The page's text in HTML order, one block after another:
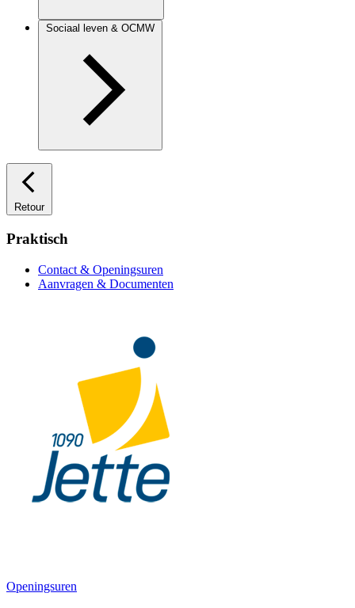
Sociaal leven & OCMW
Retour
Praktisch
Contact & Openingsuren
Aanvragen & Documenten
Openingsuren